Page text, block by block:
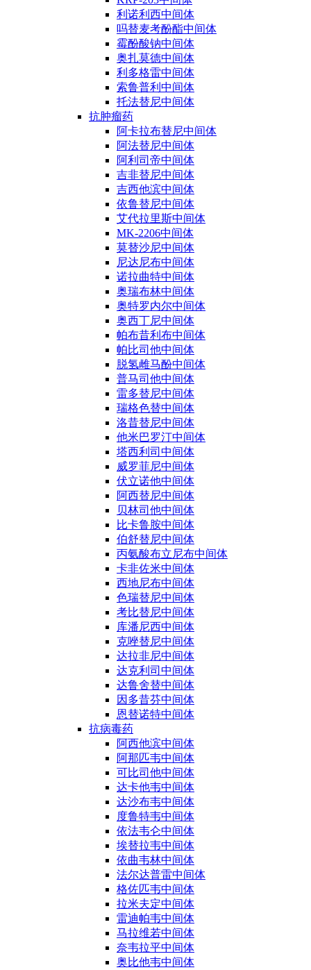
利诺利西中间体
吗替麦考酚酯中间体
霉酚酸钠中间体
奥扎莫德中间体
利多格雷中间体
索鲁普利中间体
托法替尼中间体
抗肿瘤药
阿卡拉布替尼中间体
阿法替尼中间体
阿利司帝中间体
吉非替尼中间体
吉西他滨中间体
依鲁替尼中间体
艾代拉里斯中间体
MK-2206中间体
莫替沙尼中间体
尼达尼布中间体
诺拉曲特中间体
奥瑞布林中间体
奥特罗内尔中间体
奥西丁尼中间体
帕布昔利布中间体
帕比司他中间体
脱氢雌马酚中间体
普马司他中间体
雷多替尼中间体
瑞格色替中间体
洛昔替尼中间体
他米巴罗汀中间体
塔西利司中间体
威罗菲尼中间体
伏立诺他中间体
阿西替尼中间体
贝林司他中间体
比卡鲁胺中间体
伯舒替尼中间体
丙氨酸布立尼布中间体
卡非佐米中间体
西地尼布中间体
色瑞替尼中间体
考比替尼中间体
库潘尼西中间体
克唑替尼中间体
达拉非尼中间体
达克利司中间体
达鲁舍替中间体
因多昔芬中间体
恩替诺特中间体
抗病毒药
阿西他滨中间体
阿那匹韦中间体
可比司他中间体
达卡他韦中间体
达沙布韦中间体
度鲁特韦中间体
依法韦仑中间体
埃替拉韦中间体
依曲韦林中间体
法尔达普雷中间体
格佐匹韦中间体
拉米夫定中间体
雷迪帕韦中间体
马拉维若中间体
奈韦拉平中间体
奥比他韦中间体